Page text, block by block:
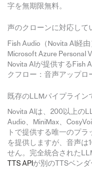
字を無期限無料。
声のクローンに対応して
Fish Audio（Novita AI経
Microsoft Azure Personal
Novita AIが提供するFish
クフロー：音声アップ
既存のLLMパイプライン
Novita AIは、200以上の
Audio、MiniMax、
トで提供する唯一のプ
を提供しますが、音声は
せん。完全統合された
TTS API が別のTTSベンダ